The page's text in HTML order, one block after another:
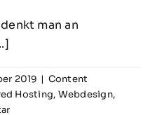
man an
2019 | Content
Hosting, Webdesign,